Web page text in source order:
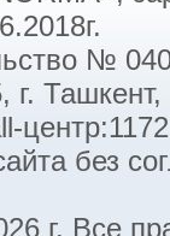
№
г.
без
г. Все